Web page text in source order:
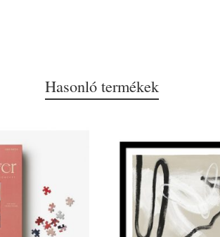
Hasonló termékek